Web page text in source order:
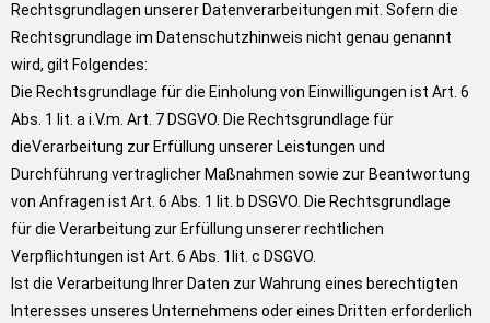
Rechtsgrundlagen unserer Datenverarbeitungen mit. Sofern die
Rechtsgrundlage im Datenschutzhinweis nicht genau genannt
wird, gilt Folgendes:
Die Rechtsgrundlage für die Einholung von Einwilligungen ist Art. 6
Abs. 1 lit. a i.V.m. Art. 7 DSGVO. Die Rechtsgrundlage für
dieVerarbeitung zur Erfüllung unserer Leistungen und
Durchführung vertraglicher Maßnahmen sowie zur Beantwortung
von Anfragen ist Art. 6 Abs. 1 lit. b DSGVO. Die Rechtsgrundlage
für die Verarbeitung zur Erfüllung unserer rechtlichen
Verpflichtungen ist Art. 6 Abs. 1lit. c DSGVO.
Ist die Verarbeitung Ihrer Daten zur Wahrung eines berechtigten
Interesses unseres Unternehmens oder eines Dritten erforderlich